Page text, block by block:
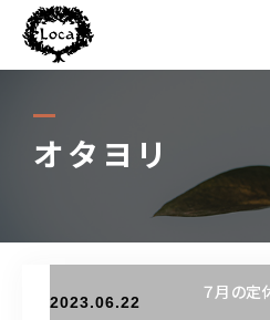
オタヨリ
2023.06.22
７月の定
ボク
カミ
ジュウ